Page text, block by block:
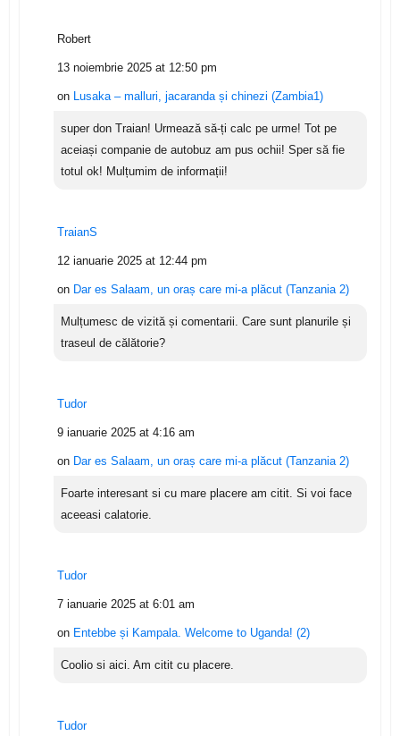
Robert
13 noiembrie 2025 at 12:50 pm
on Lusaka – malluri, jacaranda și chinezi (Zambia1)
super don Traian! Urmează să-ți calc pe urme! Tot pe
aceiași companie de autobuz am pus ochii! Sper să fie
totul ok! Mulțumim de informații!
TraianS
12 ianuarie 2025 at 12:44 pm
on Dar es Salaam, un oraș care mi-a plăcut (Tanzania 2)
Mulțumesc de vizită și comentarii. Care sunt planurile și
traseul de călătorie?
Tudor
9 ianuarie 2025 at 4:16 am
on Dar es Salaam, un oraș care mi-a plăcut (Tanzania 2)
Foarte interesant si cu mare placere am citit. Si voi face
aceeasi calatorie.
Tudor
7 ianuarie 2025 at 6:01 am
on Entebbe și Kampala. Welcome to Uganda! (2)
Coolio si aici. Am citit cu placere.
Tudor